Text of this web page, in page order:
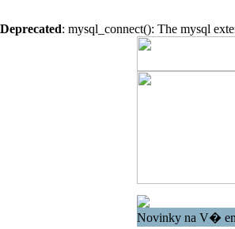
Deprecated: mysql_connect(): The mysql
Novinky na V�